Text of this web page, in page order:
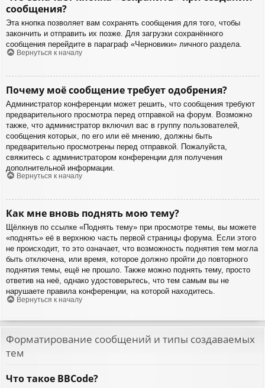
сообщения?
Эта кнопка позволяет вам сохранять сообщения для того, чтобы
закончить и отправить их позже. Для загрузки сохранённого
сообщения перейдите в параграф «Черновики» личного раздела.
Вернуться к началу
Почему моё сообщение требует одобрения?
Администратор конференции может решить, что сообщения требуют
предварительного просмотра перед отправкой на форум. Возможно
также, что администратор включил вас в группу пользователей,
сообщения которых, по его или её мнению, должны быть
предварительно просмотрены перед отправкой. Пожалуйста,
свяжитесь с администратором конференции для получения
дополнительной информации.
Вернуться к началу
Как мне вновь поднять мою тему?
Щёлкнув по ссылке «Поднять тему» при просмотре темы, вы можете
«поднять» её в верхнюю часть первой страницы форума. Если этого
не происходит, то это означает, что возможность поднятия тем могла
быть отключена, или время, которое должно пройти до повторного
поднятия темы, ещё не прошло. Также можно поднять тему, просто
ответив на неё, однако удостоверьтесь, что тем самым вы не
нарушаете правила конференции, на которой находитесь.
Вернуться к началу
Форматирование сообщений и типы создаваемых
тем
Что такое BBCode?